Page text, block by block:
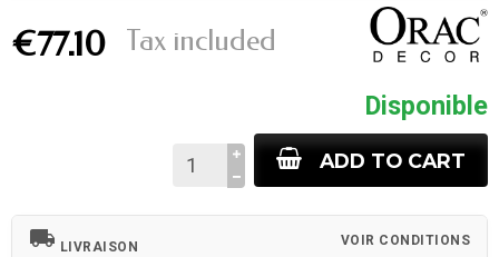
€77.10 Tax included
Disponible
ADD TO CART
local_shipping LIVRAISON VOIR CONDITIONS